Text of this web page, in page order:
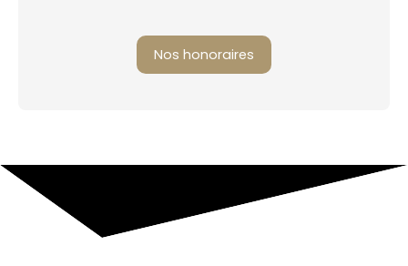
Nos honoraires